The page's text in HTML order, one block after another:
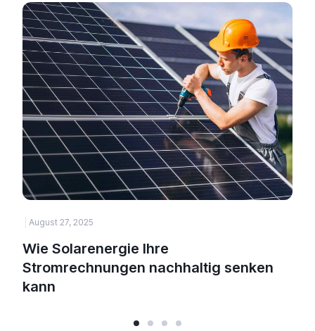
August 27, 2025
Wie Solarenergie Ihre
Stromrechnungen nachhaltig senken
kann